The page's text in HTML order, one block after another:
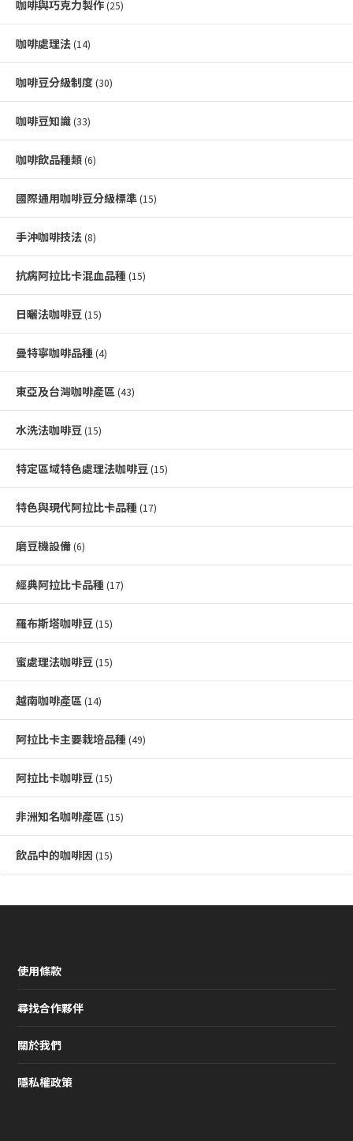
咖啡與巧克力製作 (25)
咖啡處理法 (14)
咖啡豆分級制度 (30)
咖啡豆知識 (33)
咖啡飲品種類 (6)
國際通用咖啡豆分級標準 (15)
手沖咖啡技法 (8)
抗病阿拉比卡混血品種 (15)
日曬法咖啡豆 (15)
曼特寧咖啡品種 (4)
東亞及台灣咖啡產區 (43)
水洗法咖啡豆 (15)
特定區域特色處理法咖啡豆 (15)
特色與現代阿拉比卡品種 (17)
磨豆機設備 (6)
經典阿拉比卡品種 (17)
羅布斯塔咖啡豆 (15)
蜜處理法咖啡豆 (15)
越南咖啡產區 (14)
阿拉比卡主要栽培品種 (49)
阿拉比卡咖啡豆 (15)
非洲知名咖啡產區 (15)
飲品中的咖啡因 (15)
使用條款
尋找合作夥伴
關於我們
隱私權政策